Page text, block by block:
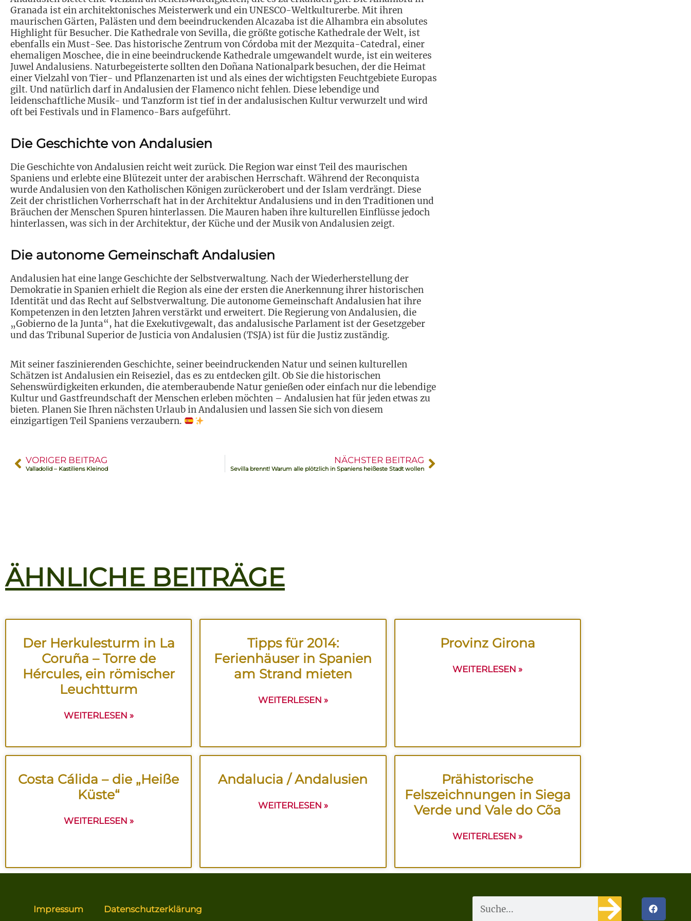
Granada ist ein architektonisches Meisterwerk und ein UNESCO-Weltkulturerbe. Mit ihren
maurischen Gärten, Palästen und dem beeindruckenden Alcazaba ist die Alhambra ein absolutes
Highlight für Besucher. Die Kathedrale von Sevilla, die größte gotische Kathedrale der Welt, ist
ebenfalls ein Must-See. Das historische Zentrum von Córdoba mit der Mezquita-Catedral, einer
ehemaligen Moschee, die in eine beeindruckende Kathedrale umgewandelt wurde, ist ein weiteres
Juwel Andalusiens. Naturbegeisterte sollten den Doñana Nationalpark besuchen, der die Heimat
einer Vielzahl von Tier- und Pflanzenarten ist und als eines der wichtigsten Feuchtgebiete Europas
gilt. Und natürlich darf in Andalusien der Flamenco nicht fehlen. Diese lebendige und
leidenschaftliche Musik- und Tanzform ist tief in der andalusischen Kultur verwurzelt und wird
oft bei Festivals und in Flamenco-Bars aufgeführt.
Die Geschichte von Andalusien
Die Geschichte von Andalusien reicht weit zurück. Die Region war einst Teil des maurischen
Spaniens und erlebte eine Blütezeit unter der arabischen Herrschaft. Während der Reconquista
wurde Andalusien von den Katholischen Königen zurückerobert und der Islam verdrängt. Diese
Zeit der christlichen Vorherrschaft hat in der Architektur Andalusiens und in den Traditionen und
Bräuchen der Menschen Spuren hinterlassen. Die Mauren haben ihre kulturellen Einflüsse jedoch
hinterlassen, was sich in der Architektur, der Küche und der Musik von Andalusien zeigt.
Die autonome Gemeinschaft Andalusien
Andalusien hat eine lange Geschichte der Selbstverwaltung. Nach der Wiederherstellung der
Demokratie in Spanien erhielt die Region als eine der ersten die Anerkennung ihrer historischen
Identität und das Recht auf Selbstverwaltung. Die autonome Gemeinschaft Andalusien hat ihre
Kompetenzen in den letzten Jahren verstärkt und erweitert. Die Regierung von Andalusien, die
„Gobierno de la Junta“, hat die Exekutivgewalt, das andalusische Parlament ist der Gesetzgeber
und das Tribunal Superior de Justicia von Andalusien (TSJA) ist für die Justiz zuständig.
Mit seiner faszinierenden Geschichte, seiner beeindruckenden Natur und seinen kulturellen
Schätzen ist Andalusien ein Reiseziel, das es zu entdecken gilt. Ob Sie die historischen
Sehenswürdigkeiten erkunden, die atemberaubende Natur genießen oder einfach nur die lebendige
Kultur und Gastfreundschaft der Menschen erleben möchten – Andalusien hat für jeden etwas zu
bieten. Planen Sie Ihren nächsten Urlaub in Andalusien und lassen Sie sich von diesem
einzigartigen Teil Spaniens verzaubern.
VORIGER BEITRAG
Valladolid – Kastiliens Kleinod
NÄCHSTER BEITRAG
Sevilla brennt! Warum alle plötzlich in Spaniens heißeste Stadt wollen
ÄHNLICHE BEITRÄGE
Der Herkulesturm in La
Coruña – Torre de
Hércules, ein römischer
Leuchtturm
WEITERLESEN »
Tipps für 2014:
Ferienhäuser in Spanien
am Strand mieten
WEITERLESEN »
Provinz Girona
WEITERLESEN »
Costa Cálida – die „Heiße
Küste“
WEITERLESEN »
Andalucia / Andalusien
WEITERLESEN »
Prähistorische
Felszeichnungen in Siega
Verde und Vale do Cõa
WEITERLESEN »
Impressum Datenschutz­erklärung